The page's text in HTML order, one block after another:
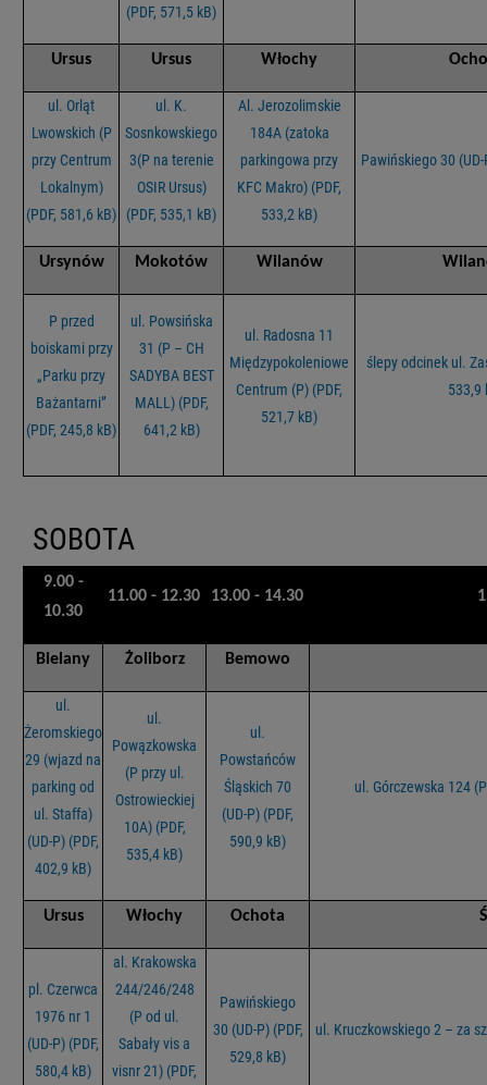
(PDF, 571,5 kB)
Ursus Ursus Włochy
ul. Orląt
Lwowskich (P
przy Centrum
Lokalnym)
(PDF, 581,6 kB)
ul. K.
Sosnkowskiego
3(P na terenie
OSIR Ursus)
(PDF, 535,1 kB)
Al. Jerozolimskie
184A (zatoka
parkingowa przy
KFC Makro) (PDF,
533,2 kB)
Pawińskiego 30
Ursynów Mokotów Wilanów
P przed
boiskami przy
„Parku przy
Bażantarni”
(PDF, 245,8 kB)
ul. Powsińska
31 (P – CH
SADYBA BEST
MALL) (PDF,
641,2 kB)
ul. Radosna 11
Międzypokoleniowe
Centrum (P) (PDF,
521,7 kB)
ślepy odcinek ul.
533,9
SOBOTA
9.00 -
10.30
11.00 - 12.30 13.00 - 14.30
Bielany Żoliborz Bemowo
ul.
Żeromskiego
29 (wjazd na
parking od
ul. Staffa)
(UD-P) (PDF,
402,9 kB)
ul.
Powązkowska
(P przy ul.
Ostrowieckiej
10A) (PDF,
535,4 kB)
ul.
Powstańców
Śląskich 70
(UD-P) (PDF,
590,9 kB)
ul. Górczewska 124
Ursus Włochy Ochota
pl. Czerwca
1976 nr 1
(UD-P) (PDF,
580,4 kB)
al. Krakowska
244/246/248
(P od ul.
Sabały vis a
visnr 21) (PDF,
Pawińskiego
30 (UD-P) (PDF,
529,8 kB)
ul. Kruczkowskiego 2 – za